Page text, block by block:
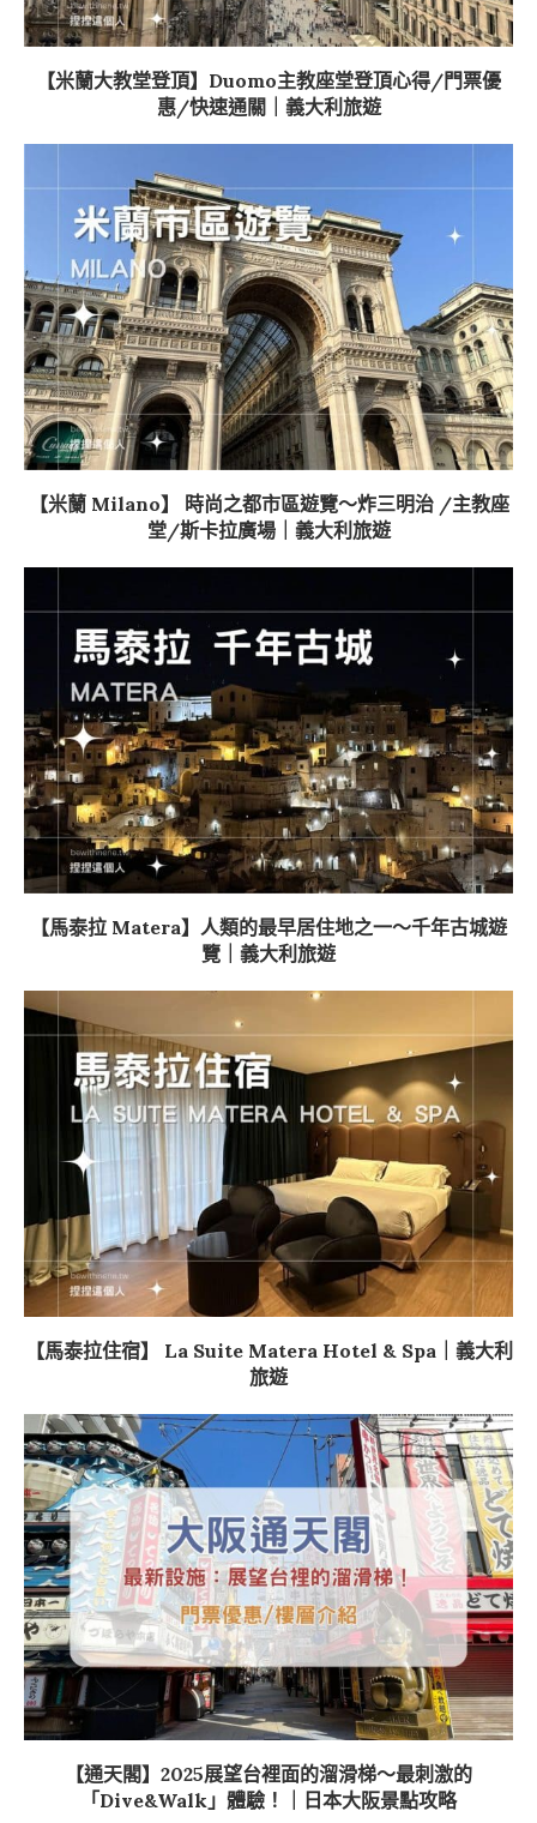
【米蘭大教堂登頂】Duomo主教座堂登頂心得/門票優
惠/快速通關｜義大利旅遊
【米蘭 Milano】 時尚之都市區遊覽～炸三明治 /主教座
堂/斯卡拉廣場｜義大利旅遊
【馬泰拉 Matera】人類的最早居住地之一～千年古城遊
覽｜義大利旅遊
【馬泰拉住宿】 La Suite Matera Hotel & Spa｜義大利
旅遊
【通天閣】2025展望台裡面的溜滑梯～最刺激的
「Dive&Walk」體驗！｜日本大阪景點攻略